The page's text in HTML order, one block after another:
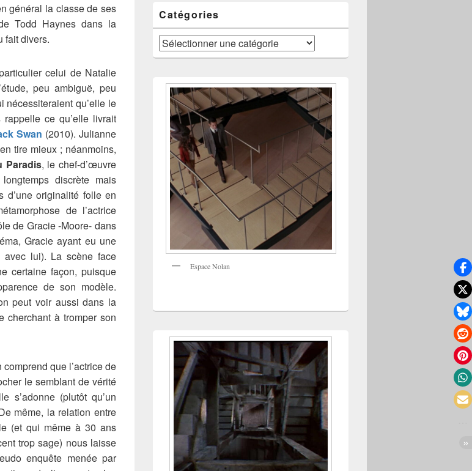
général la classe de ses
Todd Haynes dans la
fait divers.
celui de Natalie
peu ambiguë, peu
nécessiteraient qu’elle le
ce qu’elle livrait
Swan (2010). Julianne
tire mieux ; néanmoins,
Paradis, le chef-d’œuvre
discrète mais
originalité folle en
de l’actrice
de Gracie -Moore- dans
Gracie ayant eu une
lui). La scène face
certaine façon, puisque
de son modèle.
peut voir aussi dans la
cherchant à tromper son
que l’actrice de
le semblant de vérité
s’adonne (plutôt qu’un
même, la relation entre
(et qui même à 30 ans
trop sage) nous laisse
enquête menée par
Catégories
Catégories
Espace Nolan